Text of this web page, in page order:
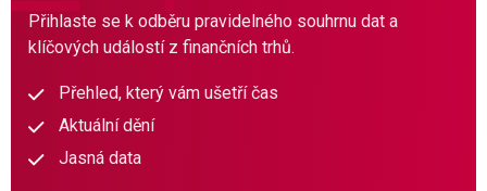
Přihlaste se k odběru pravidelného souhrnu dat a
klíčových událostí z finančních trhů.
Přehled, který vám ušetří čas
Aktuální dění
Jasná data